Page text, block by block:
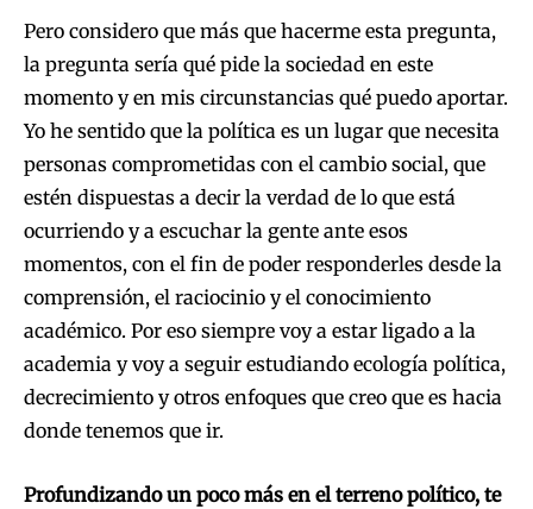
Pero considero que más que hacerme esta pregunta,
la pregunta sería qué pide la sociedad en este
momento y en mis circunstancias qué puedo aportar.
Yo he sentido que la política es un lugar que necesita
personas comprometidas con el cambio social, que
estén dispuestas a decir la verdad de lo que está
ocurriendo y a escuchar la gente ante esos
momentos, con el fin de poder responderles desde la
comprensión, el raciocinio y el conocimiento
académico. Por eso siempre voy a estar ligado a la
academia y voy a seguir estudiando ecología política,
decrecimiento y otros enfoques que creo que es hacia
donde tenemos que ir.
Profundizando un poco más en el terreno político, te